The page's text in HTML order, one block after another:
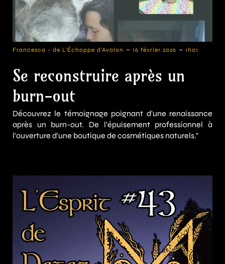
Francesca - de L'Échoppe d'Avalon - 16 février 2026 - 1h01
Se reconstruire après un
burn-out
Découvrez le témoignage poignant d'une renaissance
après un burn-out. De l'épuisement professionnel à
l'ouverture d'une boutique de cosmétiques naturels."